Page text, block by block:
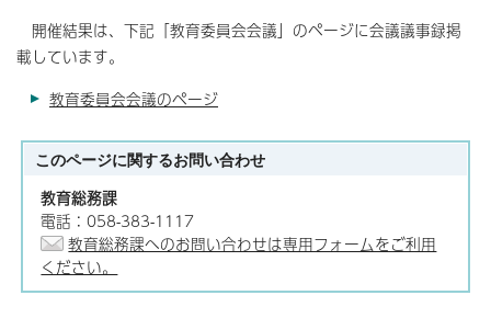
開催結果は、下記「教育委員会会議」のページに会議議事録掲
載しています。
教育委員会会議のページ
このページに関するお問い合わせ
教育総務課
電話：058-383-1117
教育総務課へのお問い合わせは専用フォームをご利用
ください。